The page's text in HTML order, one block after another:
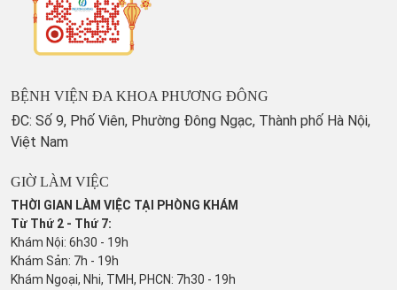
BỆNH VIỆN ĐA KHOA PHƯƠNG ĐÔNG
ĐC: Số 9, Phố Viên, Phường Đông Ngạc, Thành phố Hà Nội,
Việt Nam
GIỜ LÀM VIỆC
THỜI GIAN LÀM VIỆC TẠI PHÒNG KHÁM
Từ Thứ 2 - Thứ 7:
Khám Nội: 6h30 - 19h
Khám Sản: 7h - 19h
Khám Ngoại, Nhi, TMH, PHCN: 7h30 - 19h